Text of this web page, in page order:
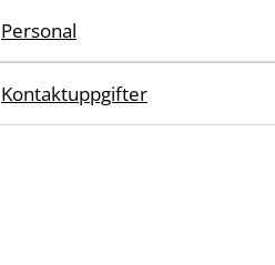
Personal
Kontaktuppgifter